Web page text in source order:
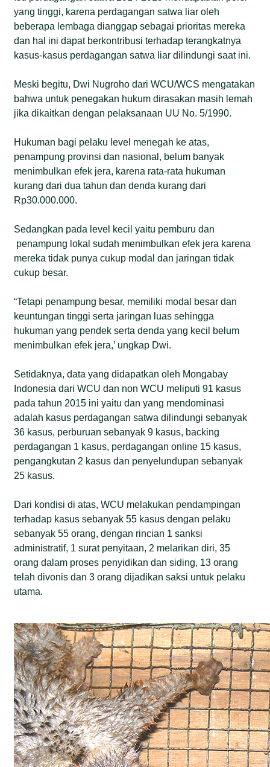
yang tinggi, karena perdagangan satwa liar oleh
beberapa lembaga dianggap sebagai prioritas mereka
dan hal ini dapat berkontribusi terhadap terangkatnya
kasus-kasus perdagangan satwa liar dilindungi saat ini.
Meski begitu, Dwi Nugroho dari WCU/WCS mengatakan
bahwa untuk penegakan hukum dirasakan masih lemah
jika dikaitkan dengan pelaksanaan UU No. 5/1990.
Hukuman bagi pelaku level menegah ke atas,
penampung provinsi dan nasional, belum banyak
menimbulkan efek jera, karena rata-rata hukuman
kurang dari dua tahun dan denda kurang dari
Rp30.000.000.
Sedangkan pada level kecil yaitu pemburu dan
penampung lokal sudah menimbulkan efek jera karena
mereka tidak punya cukup modal dan jaringan tidak
cukup besar.
“Tetapi penampung besar, memiliki modal besar dan
keuntungan tinggi serta jaringan luas sehingga
hukuman yang pendek serta denda yang kecil belum
menimbulkan efek jera,’ ungkap Dwi.
Setidaknya, data yang didapatkan oleh Mongabay
Indonesia dari WCU dan non WCU meliputi 91 kasus
pada tahun 2015 ini yaitu dan yang mendominasi
adalah kasus perdagangan satwa dilindungi sebanyak
36 kasus, perburuan sebanyak 9 kasus, backing
perdagangan 1 kasus, perdagangan online 15 kasus,
pengangkutan 2 kasus dan penyelundupan sebanyak
25 kasus.
Dari kondisi di atas, WCU melakukan pendampingan
terhadap kasus sebanyak 55 kasus dengan pelaku
sebanyak 55 orang, dengan rincian 1 sanksi
administratif, 1 surat penyitaan, 2 melarikan diri, 35
orang dalam proses penyidikan dan siding, 13 orang
telah divonis dan 3 orang dijadikan saksi untuk pelaku
utama.